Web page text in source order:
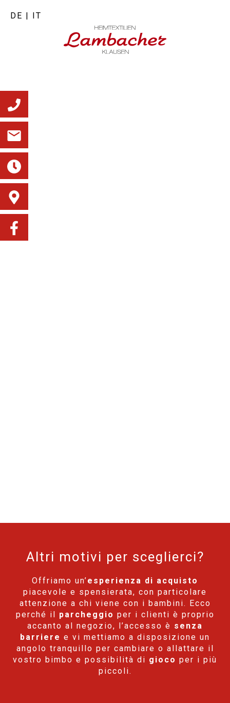
DE | IT
Altri motivi per sceglierci?
Offriamo un’esperienza di acquisto
piacevole e spensierata, con particolare
attenzione a chi viene con i bambini. Ecco
perché il parcheggio per i clienti è proprio
accanto al negozio, l’accesso è senza
barriere e vi mettiamo a disposizione un
angolo tranquillo per cambiare o allattare il
vostro bimbo e possibilità di gioco per i più
piccoli.